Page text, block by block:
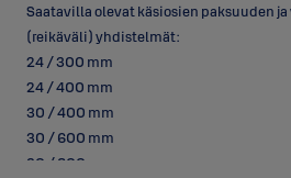
Saatavilla olevat käsiosien paksuuden
(reikäväli) yhdistelmät:
24 / 300 mm
24 / 400 mm
30 / 400 mm
30 / 600 mm
30 / 800 mm